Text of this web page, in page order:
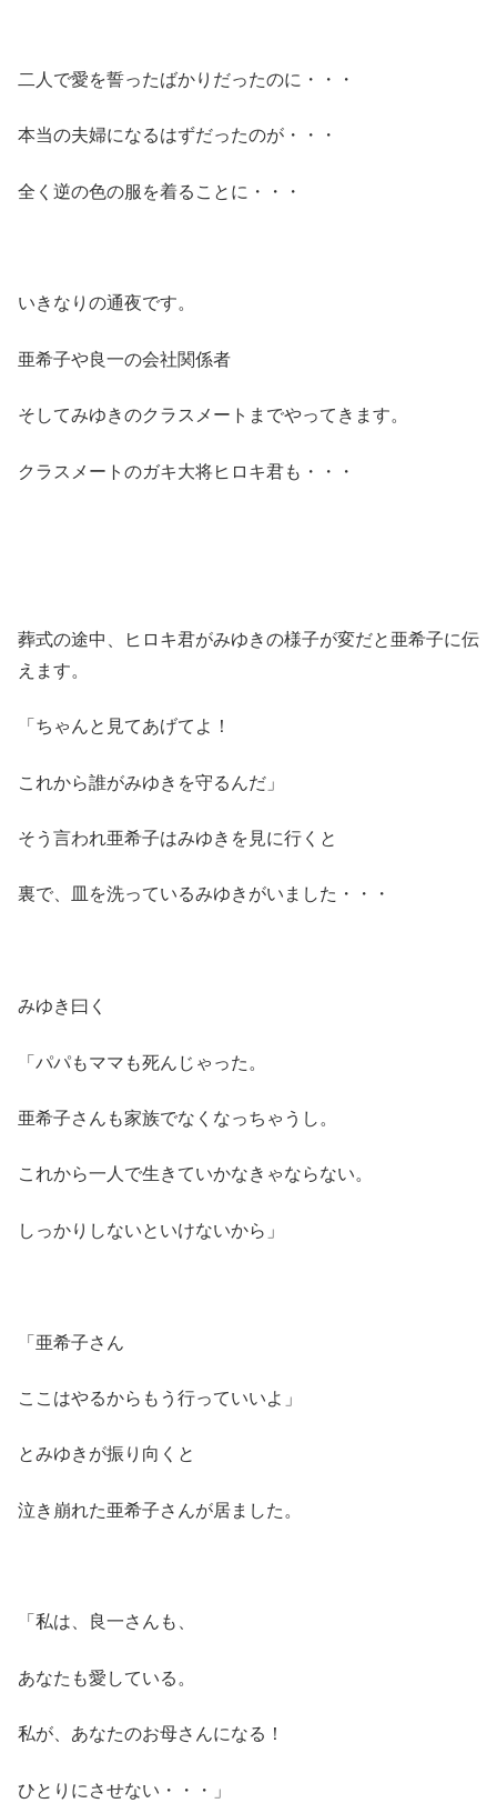
二人で愛を誓ったばかりだったのに・・・
本当の夫婦になるはずだったのが・・・
全く逆の色の服を着ることに・・・
いきなりの通夜です。
亜希子や良一の会社関係者
そしてみゆきのクラスメートまでやってきます。
クラスメートのガキ大将ヒロキ君も・・・
葬式の途中、ヒロキ君がみゆきの様子が変だと亜希子に伝
えます。
「ちゃんと見てあげてよ！
これから誰がみゆきを守るんだ」
そう言われ亜希子はみゆきを見に行くと
裏で、皿を洗っているみゆきがいました・・・
みゆき曰く
「パパもママも死んじゃった。
亜希子さんも家族でなくなっちゃうし。
これから一人で生きていかなきゃならない。
しっかりしないといけないから」
「亜希子さん
ここはやるからもう行っていいよ」
とみゆきが振り向くと
泣き崩れた亜希子さんが居ました。
「私は、良一さんも、
あなたも愛している。
私が、あなたのお母さんになる！
ひとりにさせない・・・」